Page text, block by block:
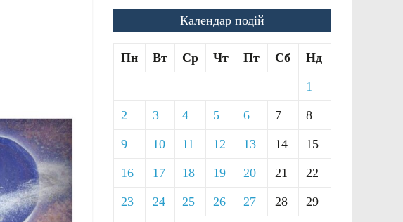
Календар подій
Пн Вт Ср Чт Пт Сб Нд
1
2 3 4 5 6 7 8
9 10 11 12 13 14 15
16 17 18 19 20 21 22
23 24 25 26 27 28 29